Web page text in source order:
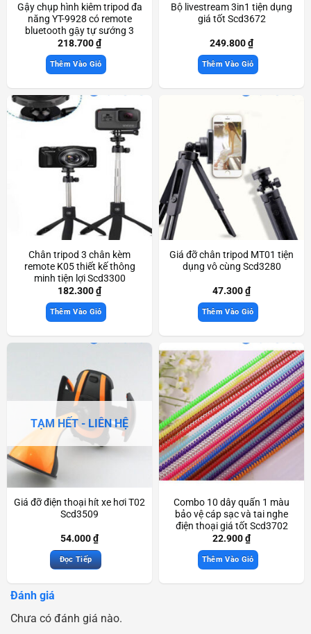
Gậy chụp hình kiêm tripod đa
năng YT-9928 có remote
bluetooth gậy tự sướng 3
chân chắc chắn Scd3619
218.700₫
Thêm Vào Giỏ
Bộ livestream 3in1 tiện dụng
giá tốt Scd3672
249.800₫
Thêm Vào Giỏ
Chân tripod 3 chân kèm
remote K05 thiết kế thông
minh tiện lợi Scd3300
182.300₫
Thêm Vào Giỏ
Giá đỡ chân tripod MT01 tiện
dụng vô cùng Scd3280
47.300₫
Thêm Vào Giỏ
TẠM HẾT - LIÊN HỆ
Giá đỡ điện thoại hít xe hơi T02
Scd3509
54.000₫
Đọc Tiếp
Combo 10 dây quấn 1 màu
bảo vệ cáp sạc và tai nghe
điện thoại giá tốt Scd3702
22.900₫
Thêm Vào Giỏ
Đánh giá
Chưa có đánh giá nào.